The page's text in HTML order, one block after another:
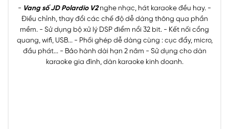
- Vang số JD Polardio V2nghe nhạc, hát karaoke đều hay. -
Điều chỉnh, thay đổi các chế độ dễ dàng thông qua phần
mềm. - Sử dụng bộ xử lý DSP điểm nổi 32 bit. - Kết nối cổng
quang, wifi, USB... - Phối ghép dễ dàng cùng : cục đẩy, micro,
đầu phát... - Bảo hành dài hạn 2 năm - Sử dụng cho dàn
karaoke gia đình, dàn karaoke kinh doanh.